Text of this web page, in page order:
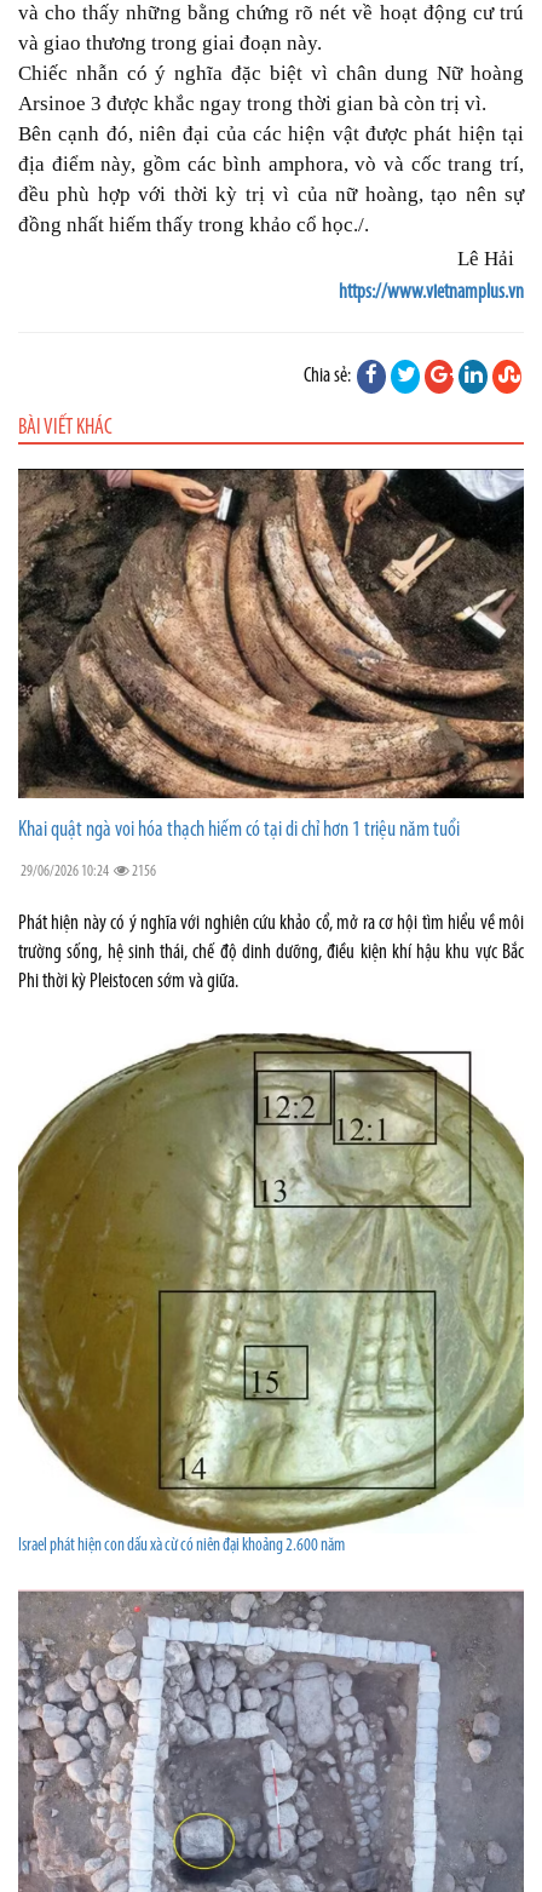
và cho thấy những bằng chứng rõ nét về hoạt động cư trú
và giao thương trong giai đoạn này.
Chiếc nhẫn có ý nghĩa đặc biệt vì chân dung Nữ hoàng
Arsinoe 3 được khắc ngay trong thời gian bà còn trị vì.
Bên cạnh đó, niên đại của các hiện vật được phát hiện tại
địa điểm này, gồm các bình amphora, vò và cốc trang trí,
đều phù hợp với thời kỳ trị vì của nữ hoàng, tạo nên sự
đồng nhất hiếm thấy trong khảo cổ học./.
Lê Hải
https://www.vietnamplus.vn
Chia sẻ:
BÀI VIẾT KHÁC
Khai quật ngà voi hóa thạch hiếm có tại di chỉ hơn 1 triệu năm tuổi
29/06/2026 10:24 2156
Phát hiện này có ý nghĩa với nghiên cứu khảo cổ, mở ra cơ hội tìm hiểu về môi
trường sống, hệ sinh thái, chế độ dinh dưỡng, điều kiện khí hậu khu vực Bắc
Phi thời kỳ Pleistocen sớm và giữa.
Israel phát hiện con dấu xà cừ có niên đại khoảng 2.600 năm